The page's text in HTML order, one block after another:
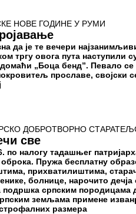
НОВЕ ГОДИНЕ У РУМИ
да је те вечери
тргу овога пута наступили
„Боца бенд”. Певало
прославе, својски
ДОБРОТВОРНО
све
по налогу тадашњег
Пружа бесплатну
прихватилиштима,
болнице, нарочито
подршка српским породицама
земљама примене
размера